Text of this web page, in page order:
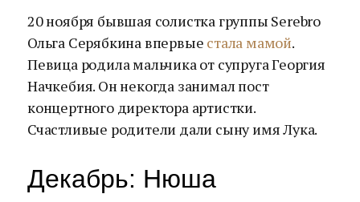
20 ноября бывшая солистка группы Serebro
Ольга Серябкина впервые стала мамой.
Певица родила мальчика от супруга Георгия
Начкебия. Он некогда занимал пост
концертного директора артистки.
Счастливые родители дали сыну имя Лука.
Декабрь: Нюша